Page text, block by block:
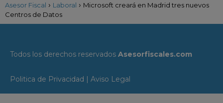
Asesor Fiscal Laboral
Microsoft creará en Madrid tres nuevos
Centros de Datos
Todos los derechos reservados Asesorfiscales.com
Politica de Privacidad Aviso Legal